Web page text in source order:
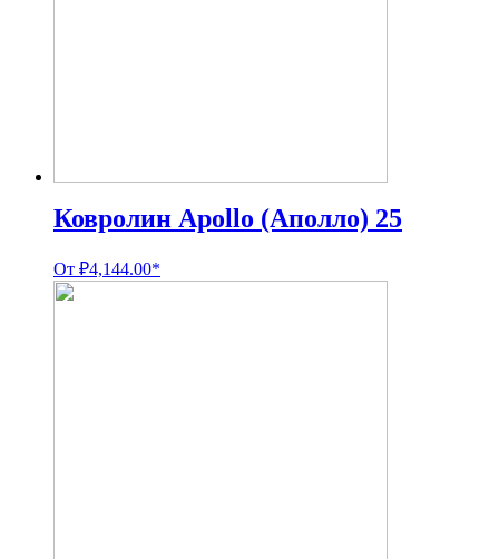
Ковролин Apollo (Аполло) 25
От ₽4,144.00*